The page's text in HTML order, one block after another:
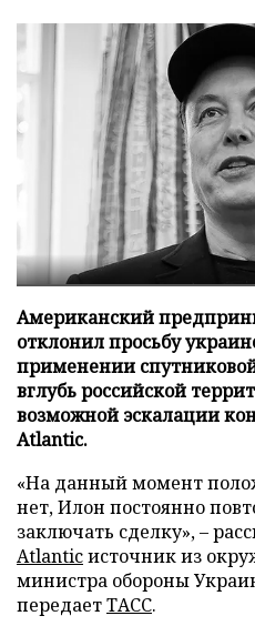
Американский
отклонил просьбу
применении
вглубь российской
возможной эскалации
Atlantic.
«На данный момент
нет, Илон постоянно
заключать сделку», –
Atlanticисточник из
министра обороны
передаетТАСС.